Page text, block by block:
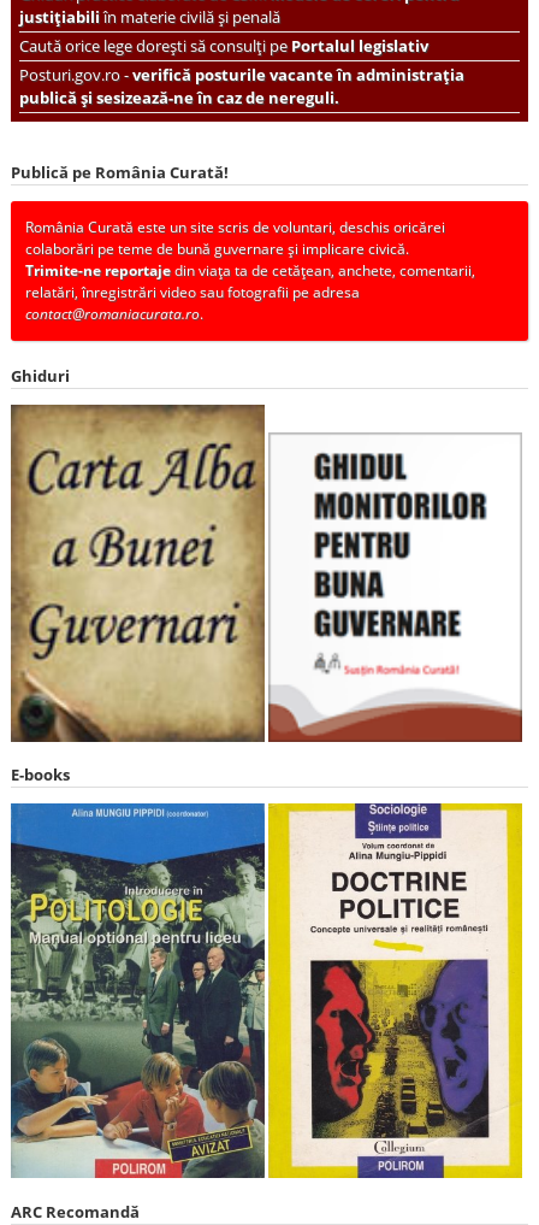
justițiabiliîn materie civilă și penală
Caută orice lege dorești să consulți pePortalul legislativ
Posturi.gov.ro -verifică posturile vacante în administrația
publică și sesizează-ne în caz de nereguli.
Publică pe România Curată!
România Curată este un site scris de voluntari, deschis oricărei
colaborări pe teme de bună guvernare și implicare civică.
Trimite-ne reportajedin viața ta de cetățean, anchete, comentarii,
relatări, înregistrări video sau fotografii pe adresa
contact@romaniacurata.ro.
Ghiduri
E-books
ARC Recomandă